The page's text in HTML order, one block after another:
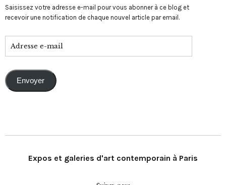
Saisissez votre adresse e-mail pour vous abonner à ce blog et
recevoir une notification de chaque nouvel article par email.
Envoyer
Expos et galeries d'art contemporain à Paris